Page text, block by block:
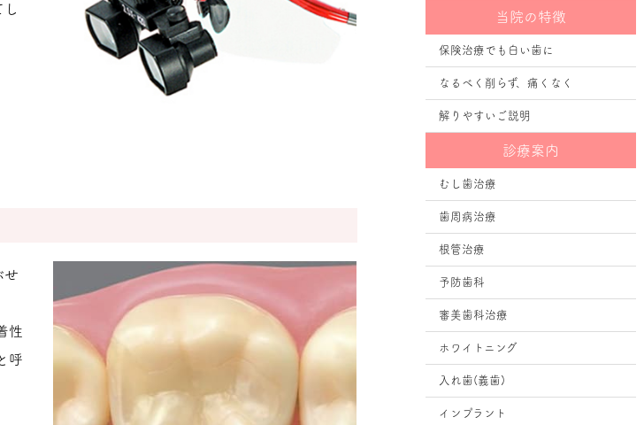
せ
性
呼
当院の特徴
保険治療でも白い歯に
なるべく削らず、痛くなく
解りやすいご説明
診療案内
むし歯治療
歯周病治療
根管治療
予防歯科
審美歯科治療
ホワイトニング
入れ歯(義歯)
インプラント